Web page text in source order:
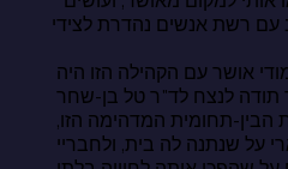
עם רשת אנשים נהדרת לצידי.
משמעותי מאוד. אני אסיר תודה לנצח לד"ר טל בן-שחר